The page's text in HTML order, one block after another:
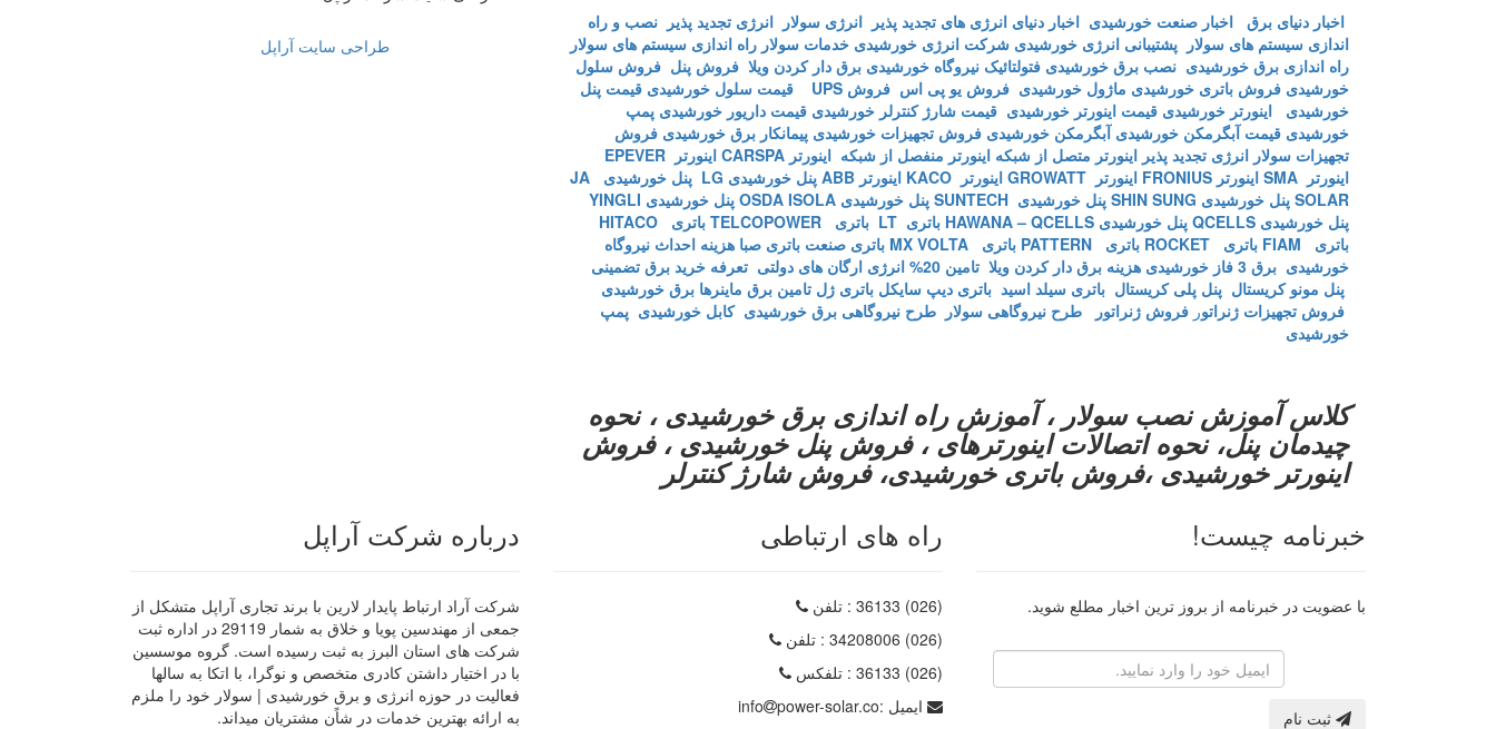
طراحی سایت آراپل
اخبار دنیای برق اخبار صنعت خورشیدی اخبار دنیای انرژی های تجدید پذیر انرژی سولار انرژی تجدید پذیر نصب و راه
اندازی سیستم های سولار پشتیبانی انرژی خورشیدی شرکت انرژی خورشیدی خدمات سولار راه اندازی سیستم های سولار
راه اندازی برق خورشیدی نصب برق خورشیدی فتولتائیک نیروگاه خورشیدی برق دار کردن ویلا فروش پنل فروش سلول
خورشیدی فروش باتری خورشیدی ماژول خورشیدی فروش یو پی اس فروش UPS قیمت سلول خورشیدی قیمت پنل
خورشیدی
اینورتر خورشیدی قیمت اینورتر خورشیدی قیمت شارژ کنترلر خورشیدی قیمت داریور خورشیدی پمپ
خورشیدی قیمت آبگرمکن خورشیدی آبگرمکن خورشیدی فروش تجهیزات خورشیدی پیمانکار برق خورشیدی فروش
تجهیزات سولار انرژی تجدید پذیر اینورتر متصل از شبکه اینورتر منفصل از شبکه اینورتر CARSPA
اینورتر EPEVER
اینورتر SMA
اینورتر FRONIUS اینورتر GROWATT اینورتر KACO اینورتر ABB پنل خورشیدی LG
پنل خورشیدی JA
SOLAR پنل خورشیدی SHIN SUNG پنل خورشیدی SUNTECH پنل خورشیدی OSDA ISOLA
پنل خورشیدی YINGLI
پنل خورشیدی QCELLS
پنل خورشیدی HAWANA – QCELLS باتری LT باتری TELCOPOWER
باتری HITACO
باتری FIAM
باتری ROCKET باتری PATTERN باتری MX VOLTA باتری صنعت باتری صبا هزینه احداث نیروگاه
خورشیدی برق 3 فاز خورشیدی هزینه برق دار کردن ویلا تامین 20% انرژی ارگان های دولتی
تعرفه خرید برق تضمینی
پنل مونو کریستال پنل پلی کریستال باتری سیلد اسید باتری دیپ سایکل باتری ژل تامین برق ماینرها برق خورشیدی
فروش تجهیزات ژنراتور فروش ژنراتور طرح نیروگاهی سولار طرح نیروگاهی برق خورشیدی کابل خورشیدی پمپ
خورشیدی
کلاس آموزش نصب سولار ، آموزش راه اندازی برق خورشیدی ، نحوه
چیدمان پنل، نحوه اتصالات اینورترهای ، فروش پنل خورشیدی ، فروش
اینورتر خورشیدی ،فروش باتری خورشیدی، فروش شارژ کنترلر
درباره شرکت آراپل
شرکت آراد ارتباط پایدار لارین با برند تجاری آراپل متشکل از
جمعی از مهندسین پویا و خلاق به شمار 29119 در اداره ثبت
شرکت های استان البرز به ثبت رسیده است. گروه موسسین
با در اختیار داشتن کادری متخصص و نوگرا، با اتکا به سالها
فعالیت در حوزه انرژی و برق خورشیدی | سولار خود را ملزم
به ارائه بهترین خدمات در شاًن مشتریان میداند.
راه های ارتباطی
(026) 36133
: تلفن
(026) 34208006
: تلفن
(026) 36133
: تلفکس
ایمیل :
info
power-solar.co
خبرنامه چیست!
با عضویت در خبرنامه از بروز ترین اخبار مطلع شوید.
ثبت نام